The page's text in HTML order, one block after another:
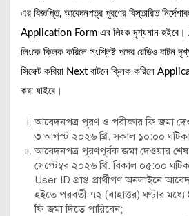
এর বিজ্ঞপ্তি, আবেদনপত্র পূরণের বিস্তারিত
Application Form এর লিংক দৃশ্যমান
লিংকে ক্লিক করিলে সংশ্লিষ্ট পদের রেডিও বাটন
সিলেক্ট করিয়া Next বাটনে ক্লিক করিলে
করা যাইবে।
আবেদনপত্র পূরণ ও পরীক্ষার ফি জমা
৩ আগস্ট ২০২৬ খ্রি. সকাল ১০:০০
আবেদনপত্র পূরণপূর্বক জমা দেওয়ার
সেপ্টেম্বর ২০২৬ খ্রি. বিকাল ০৫:০০
User ID প্রাপ্ত প্রার্থীগণ অনলাইনে
হইতে পরবর্তী ৭২ (বাহাত্তর) ঘণ্টার
ফি জমা দিতে পারিবেন;